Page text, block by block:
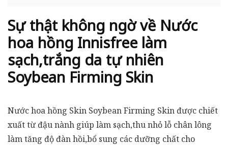
Sự thật không ngờ về Nước
hoa hồng Innisfree làm
sạch,trắng da tự nhiên
Soybean Firming Skin
Nước hoa hồng Skin Soybean Firming Skin được chiết
xuất từ đậu nành giúp làm sạch,thu nhỏ lỗ chân lông
làm tăng độ đàn hồi,bổ sung các dưỡng chất cho